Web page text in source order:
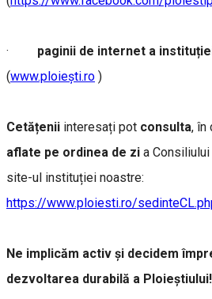
· paginii de internet a
(www.ploiești.ro )
Cetățenii interesați pot consulta, în
aflate pe ordinea de zi a
site-ul instituției noastre:
https://www.ploiesti.ro/
Ne implicăm activ și decidem
dezvoltarea durabilă a Ploieștiului!